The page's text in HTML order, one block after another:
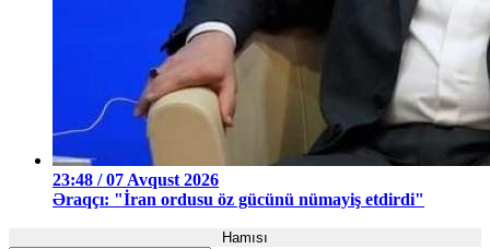
23:48 / 07 Avqust 2026
Əraqçı: "İran ordusu öz gücünü nümayiş etdirdi"
Hamısı